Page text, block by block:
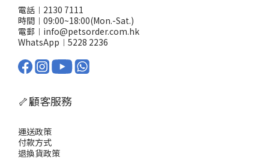
電話︱2130 7111
時間︱09:00~18:00(Mon.-Sat.)
電郵︱info@petsorder.com.hk
WhatsApp︱ 5228 2236
🦴顧客服務
運送政策
付款方式
退換貨政策